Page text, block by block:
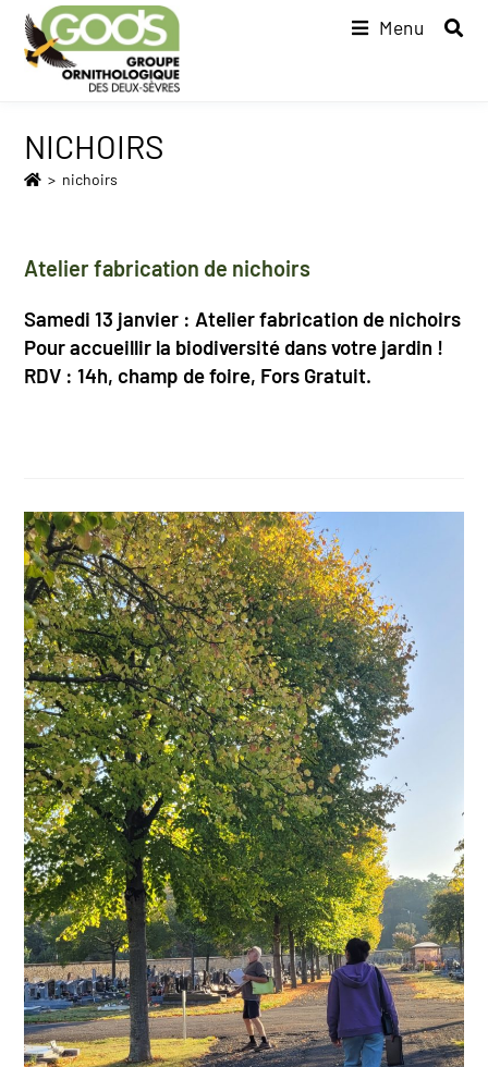
Menu
NICHOIRS
> nichoirs
Atelier fabrication de nichoirs
Samedi 13 janvier : Atelier fabrication de nichoirs
Pour accueillir la biodiversité dans votre jardin !
RDV : 14h, champ de foire, Fors Gratuit.